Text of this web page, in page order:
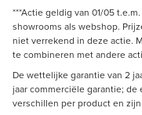
***Actie geldig van 01/05
showrooms als webshop.
niet verrekend in deze actie.
te combineren met andere
De wettelijke garantie van 2
jaar commerciële garantie;
verschillen per product en